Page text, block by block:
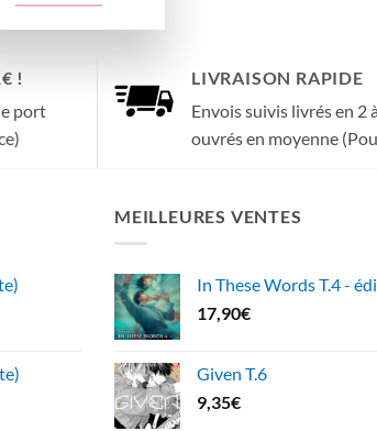
!
port
LIVRAISON RAPIDE
Envois suivis livrés en 2
ouvrés en moyenne
MEILLEURES VENTES
In These Words T.4 -
17,90€
Given T.6
9,35€